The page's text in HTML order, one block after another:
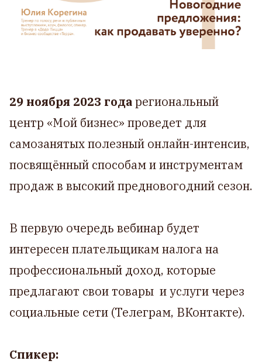
29 ноября 2023 годарегиональный
центр «‎Мой бизнес» проведет для
самозанятых полезный онлайн-интенсив,
посвящённый способам и инструментам
продаж в высокий предновогодний сезон.
В первую очередь вебинар будет
интересен плательщикам налога на
профессиональный доход, которые
предлагают свои товары и услуги через
социальные сети (Телеграм, ВКонтакте).
Спикер: